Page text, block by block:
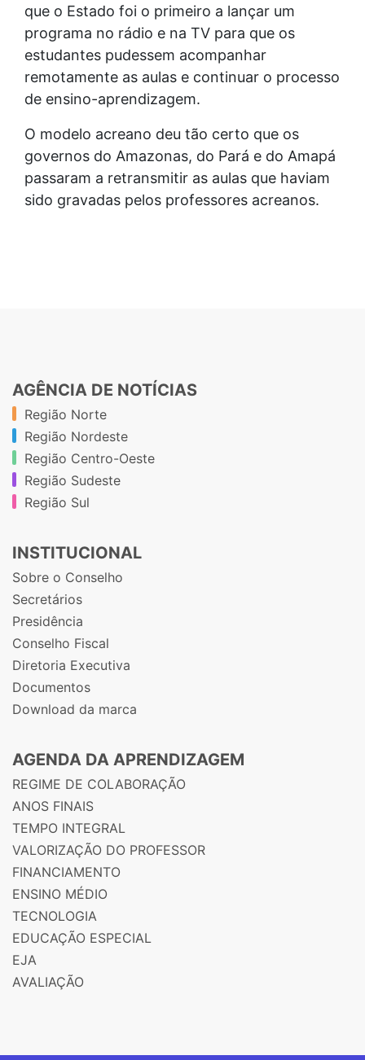
que o Estado foi o primeiro a lançar um
programa no rádio e na TV para que os
estudantes pudessem acompanhar
remotamente as aulas e continuar o processo
de ensino-aprendizagem.
O modelo acreano deu tão certo que os
governos do Amazonas, do Pará e do Amapá
passaram a retransmitir as aulas que haviam
sido gravadas pelos professores acreanos.
AGÊNCIA DE NOTÍCIAS
Região Norte
Região Nordeste
Região Centro-Oeste
Região Sudeste
Região Sul
INSTITUCIONAL
Sobre o Conselho
Secretários
Presidência
Conselho Fiscal
Diretoria Executiva
Documentos
Download da marca
AGENDA DA APRENDIZAGEM
REGIME DE COLABORAÇÃO
ANOS FINAIS
TEMPO INTEGRAL
VALORIZAÇÃO DO PROFESSOR
FINANCIAMENTO
ENSINO MÉDIO
TECNOLOGIA
EDUCAÇÃO ESPECIAL
EJA
AVALIAÇÃO